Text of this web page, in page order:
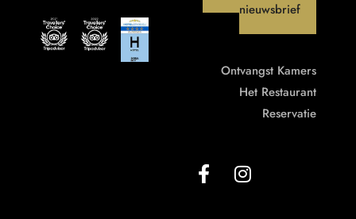
nieuwsbrief
Ontvangst Kamers
Het Restaurant
Reservatie